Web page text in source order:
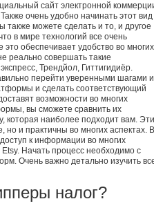
сайт электронной
очень удобно начинать этот вид
также можете сделать и то, и другое
в мире технологий все очень
это обеспечивает удобство во многих
реально совершать такие
Трендйол, Гиттигидиёр.
перейти уверенными шагами и
и сделать соответствующий
возможности во многих
вы сможете сравнить их
наиболее подходит вам. Эти
но и практичны во многих аспектах. В
к информации во многих
Начать процесс необходимо с
Очень важно детально изучить
налог?